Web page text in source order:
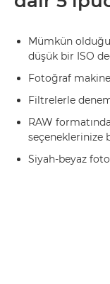
Mümkün
düşük bir ISO
Fotoğraf
Filtrelerle
RAW
seçeneklerinize
Siyah-beyaz